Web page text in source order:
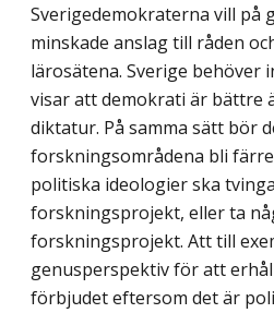
Sverigedemokraterna vill på
minskade anslag till råden
lärosätena. Sverige behöver
visar att demokrati är bättre
diktatur. På samma sätt bör
forskningsområdena bli
politiska ideologier ska
forskningsprojekt, eller ta
forskningsprojekt. Att till
genusperspektiv för att
förbjudet eftersom det är